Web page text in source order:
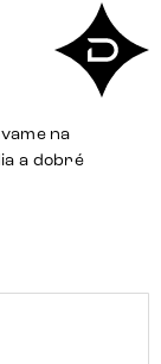
na
a dobré